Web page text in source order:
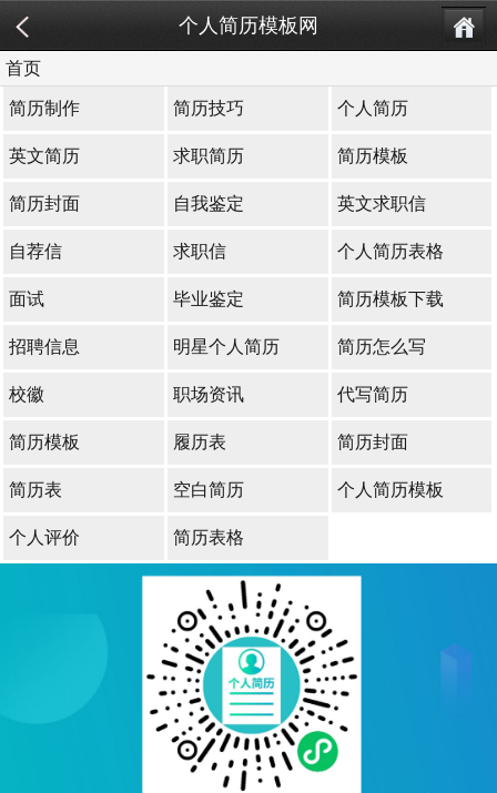
个人简历模板网
首页
简历制作 简历技巧 个人简历
英文简历 求职简历 简历模板
简历封面 自我鉴定 英文求职信
自荐信 求职信 个人简历表格
面试 毕业鉴定 简历模板下载
招聘信息 明星个人简历 简历怎么写
校徽 职场资讯 代写简历
简历模板 履历表 简历封面
简历表 空白简历 个人简历模板
个人评价 简历表格